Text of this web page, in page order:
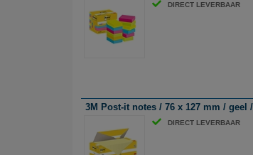
DIRECT LEVERBAAR
3M Post-it notes / 76 x 127 mm / geel /
DIRECT LEVERBAAR